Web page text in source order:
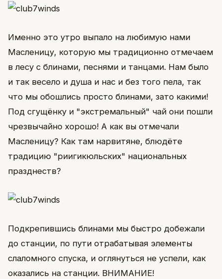
Именно это утро выпало на любимую нами
Масленицу, которую мы традиционно отмечаем
в лесу с блинами, песнями и танцами. Нам было
и так весело и душа и нас и без того пела, так
что мы обошлись просто блинами, зато какими!
Под сгущёнку и "экстремальный" чай они пошли
чрезвычайно хорошо! А как вы отмечали
Масленицу? Как там нарвитяне, блюдёте
традицию "риигикюльских" национальных
празднеств?
Подкрепившись блинами мы быстро добежали
до станции, по пути отрабатывая элементы
слаломного спуска, и оглянуться не успели, как
оказались на станции. ВНИМАНИЕ!